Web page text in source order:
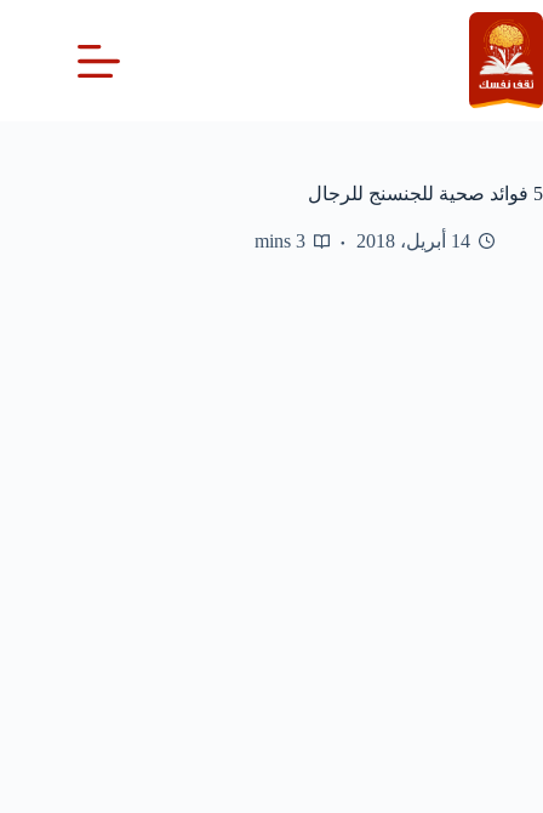
التجاوز
إلى
المحتوى
5 فوائد صحية للجنسنج للرجال
14 أبريل، 2018 3 mins